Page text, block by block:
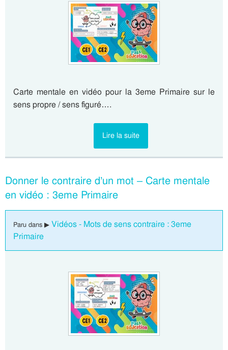
Carte mentale en vidéo pour la 3eme Primaire sur le
sens propre / sens figuré….
Lire la suite
Donner le contraire d’un mot – Carte mentale
en vidéo : 3eme Primaire
Paru dans ▶ Vidéos - Mots de sens contraire : 3eme
Primaire